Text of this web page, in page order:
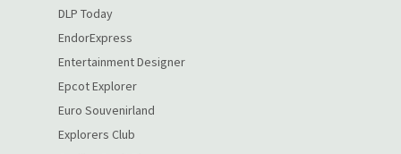
DLP Today
EndorExpress
Entertainment Designer
Epcot Explorer
Euro Souvenirland
Explorers Club